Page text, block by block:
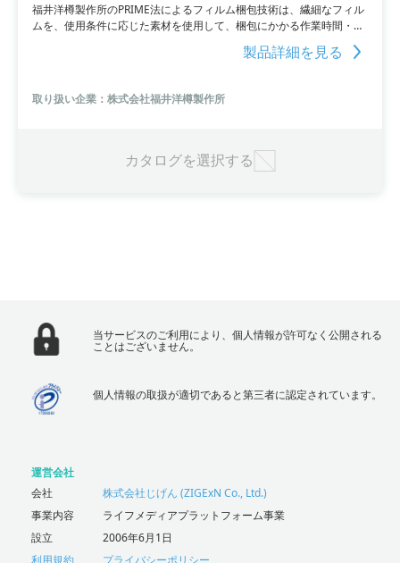
福井洋樽製作所のPRIME法によるフィルム梱包技術は、繊細なフィル
ムを、使用条件に応じた素材を使用して、梱包にかかる作業時間・梱
包材コストを削減しながら、コンテナスペースを効率的に活用する設
計を提案することで、高機能フィルムの搬送を安全、低価格でサポー
ボックスを作成します。また、フィルム梱包資材の供給や短納期にも
対応。
製品詳細を見る
取り扱い企業：株式会社福井洋樽製作所
カタログを選択する
当サービスのご利用により、個人情報が許可なく公開される
ことはございません。
個人情報の取扱が適切であると第三者に認定されています。
運営会社
会社
株式会社じげん (ZIGExN Co., Ltd.)
事業内容
ライフメディアプラットフォーム事業
設立
2006年6月1日
利用規約
プライバシーポリシー